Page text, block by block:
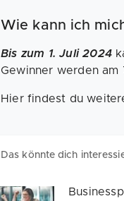
Wie kann ich
Bis zum 1. Juli 2024
Gewinner werden
Hier findest du
Das könnte dich